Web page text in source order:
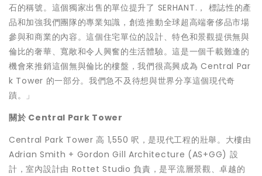
石的稱號。這個獨家出售的單位提升了 SERHANT.， 標誌性的產
品和加強我們團隊的專業知識，創造推動全球超高端奢侈品市場
參與和商業的內容。這個住宅單位的設計、特色和景觀提供無與
倫比的奢華、寬敞和令人興奮的生活體驗。這是一個千載難逢的
機會來推銷這個無與倫比的樓盤，我們很高興成為 Central Par
k Tower 的一部分。我們急不及待想與世界分享這個現代奇
蹟。」
關於 Central Park Tower
Central Park Tower 高 1,550 呎，是現代工程的壯舉。大樓由
Adrian Smith + Gordon Gill Architecture (AS+GG) 設
計，室內設計由 Rottet Studio 負責，是平流層景觀、卓越的